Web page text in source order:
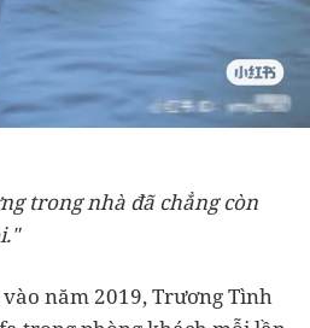
trong nhà đã chẳng còn
năm 2019, Trương Tình